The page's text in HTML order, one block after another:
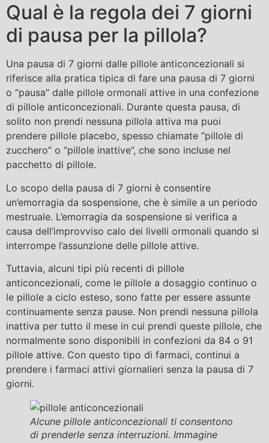
Qual è la regola dei 7 giorni
di pausa per la pillola?
Una pausa di 7 giorni dalle pillole anticoncezionali si
riferisce alla pratica tipica di fare una pausa di 7 giorni
o “pausa” dalle pillole ormonali attive in una confezione
di pillole anticoncezionali. Durante questa pausa, di
solito non prendi nessuna pillola attiva ma puoi
prendere pillole placebo, spesso chiamate “pillole di
zucchero” o “pillole inattive”, che sono incluse nel
pacchetto di pillole.
Lo scopo della pausa di 7 giorni è consentire
un’emorragia da sospensione, che è simile a un periodo
mestruale. L’emorragia da sospensione si verifica a
causa dell’improvviso calo dei livelli ormonali quando si
interrompe l’assunzione delle pillole attive.
Tuttavia, alcuni tipi più recenti di pillole
anticoncezionali, come le pillole a dosaggio continuo o
le pillole a ciclo esteso, sono fatte per essere assunte
continuamente senza pause. Non prendi nessuna pillola
inattiva per tutto il mese in cui prendi queste pillole, che
normalmente sono disponibili in confezioni da 84 o 91
pillole attive. Con questo tipo di farmaci, continui a
prendere i farmaci attivi giornalieri senza la pausa di 7
giorni.
Alcune pillole anticoncezionali ti consentono
di prenderle senza interruzioni. Immagine